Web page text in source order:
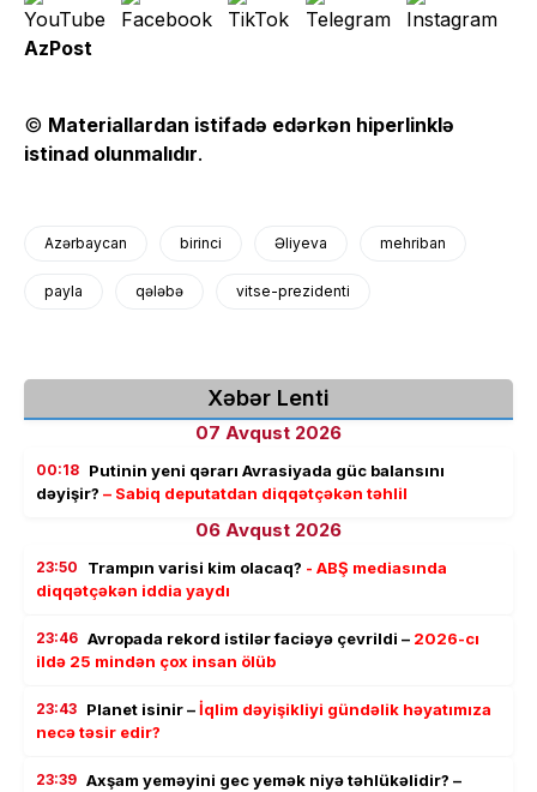
AzPost
© Materiallardan istifadə edərkən hiperlinklə
istinad olunmalıdır.
Azərbaycan birinci Əliyeva mehriban
payla qələbə vitse-prezidenti
Xəbər Lenti
07 Avqust 2026
00:18 Putinin yeni qərarı Avrasiyada güc balansını
dəyişir? – Sabiq deputatdan diqqətçəkən təhlil
06 Avqust 2026
23:50 Trampın varisi kim olacaq? - ABŞ mediasında
diqqətçəkən iddia yaydı
23:46 Avropada rekord istilər faciəyə çevrildi – 2026-cı
ildə 25 mindən çox insan ölüb
23:43 Planet isinir –İqlim dəyişikliyi gündəlik həyatımıza
necə təsir edir?
23:39 Axşam yeməyini gec yemək niyə təhlükəlidir? –